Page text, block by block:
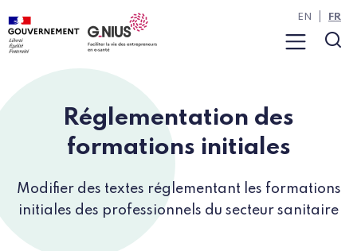
Panneau de gestion des cookies
Aller au contenu
Aller à la navigation
Menu
EN FR
Réglementation des
formations initiales
Modifier des textes réglementant les formations
initiales des professionnels du secteur sanitaire